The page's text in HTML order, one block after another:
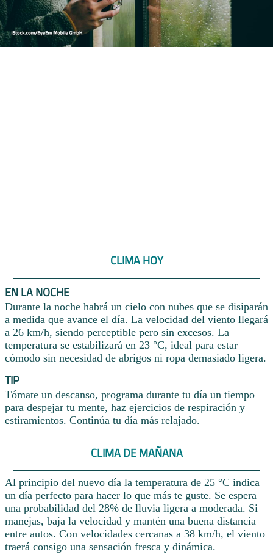
CLIMA HOY
EN LA NOCHE
Durante la noche habrá un cielo con nubes que se disiparán
a medida que avance el día. La velocidad del viento llegará
a 26 km/h, siendo perceptible pero sin excesos. La
temperatura se estabilizará en 23 °C, ideal para estar
cómodo sin necesidad de abrigos ni ropa demasiado ligera.
TIP
Tómate un descanso, programa durante tu día un tiempo
para despejar tu mente, haz ejercicios de respiración y
estiramientos. Continúa tu día más relajado.
CLIMA DE MAÑANA
Al principio del nuevo día la temperatura de 25 °C indica
un día perfecto para hacer lo que más te guste. Se espera
una probabilidad del 28% de lluvia ligera a moderada. Si
manejas, baja la velocidad y mantén una buena distancia
entre autos. Con velocidades cercanas a 38 km/h, el viento
traerá consigo una sensación fresca y dinámica.